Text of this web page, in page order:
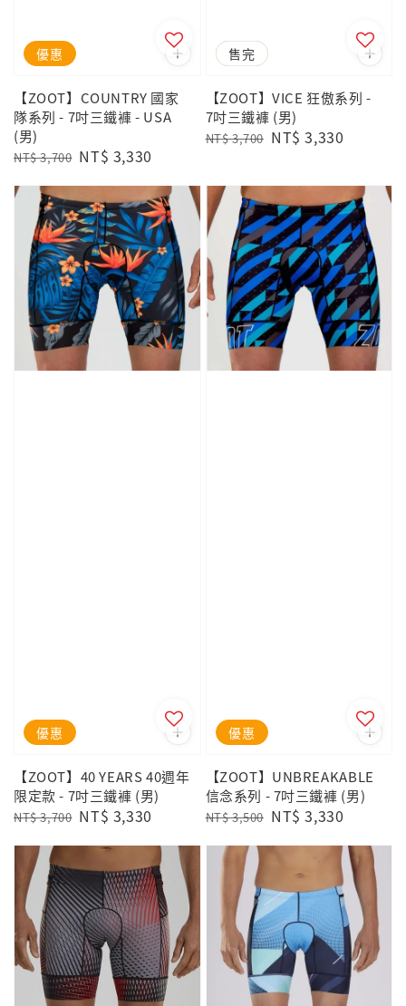
優惠
【ZOOT】COUNTRY 國家
隊系列 - 7吋三鐵褲 - USA
(男)
Regular
NT$ 3,700 Sale
NT$ 3,330
優惠
售完
【ZOOT】VICE 狂傲系列 -
7吋三鐵褲 (男)
Regular
NT$ 3,700 Sale
NT$ 3,330
優惠
【ZOOT】40 YEARS 40週年
限定款 - 7吋三鐵褲 (男)
Regular
NT$ 3,700 Sale
NT$ 3,330
優惠
【ZOOT】UNBREAKABLE
信念系列 - 7吋三鐵褲 (男)
Regular
NT$ 3,500 Sale
NT$ 3,330